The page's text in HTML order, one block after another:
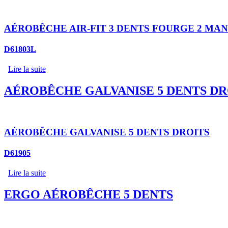
AÉROBÊCHE AIR-FIT 3 DENTS FOURGE 2
D61803L
Lire la suite
AÉROBÊCHE GALVANISE 5 DENTS
AÉROBÊCHE GALVANISE 5 DENTS DROITS
D61905
Lire la suite
ERGO AÉROBÊCHE 5 DENTS